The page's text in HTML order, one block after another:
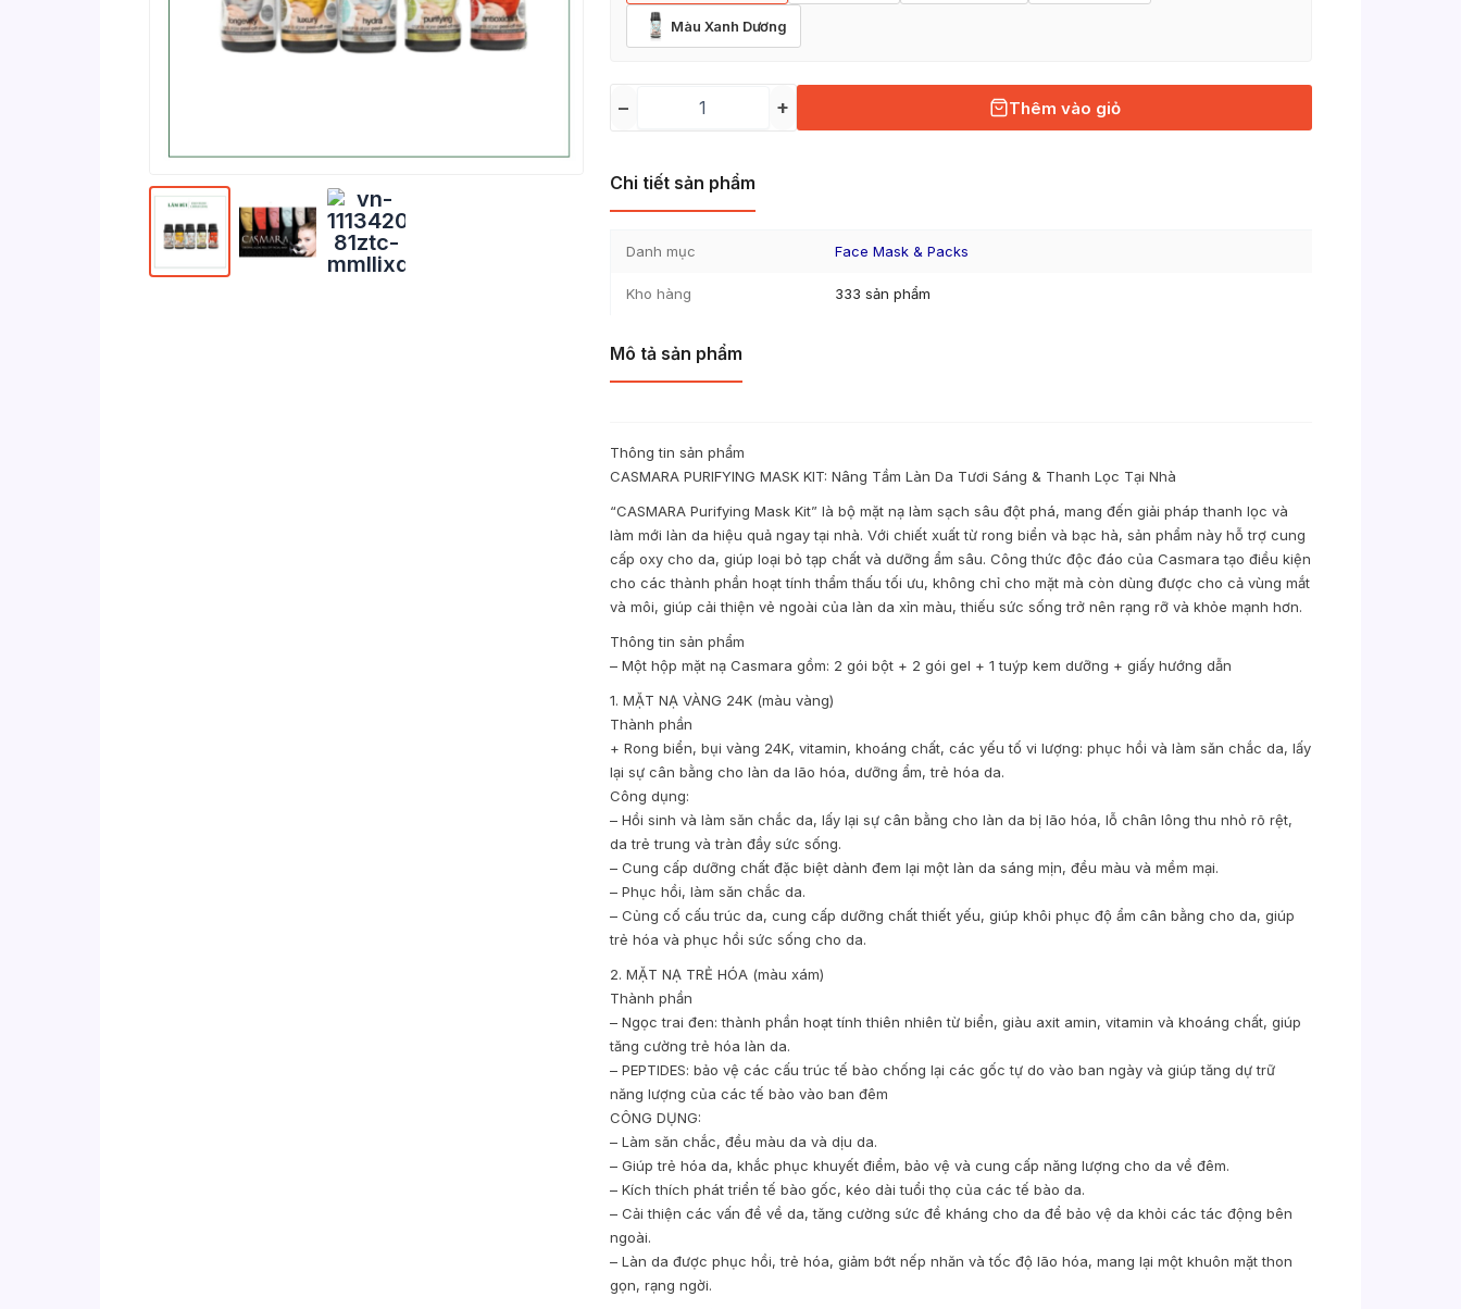
Màu Xanh Dương
− + Thêm vào giỏ
Chi tiết sản phẩm
Danh mục Face Mask & Packs
Kho hàng 333 sản phẩm
Mô tả sản phẩm
Thông tin sản phẩm
CASMARA PURIFYING MASK KIT: Nâng Tầm Làn Da Tươi Sáng & Thanh Lọc Tại Nhà
“CASMARA Purifying Mask Kit” là bộ mặt nạ làm sạch sâu đột phá, mang đến giải pháp thanh lọc và
làm mới làn da hiệu quả ngay tại nhà. Với chiết xuất từ rong biển và bạc hà, sản phẩm này hỗ trợ cung
cấp oxy cho da, giúp loại bỏ tạp chất và dưỡng ẩm sâu. Công thức độc đáo của Casmara tạo điều kiện
cho các thành phần hoạt tính thẩm thấu tối ưu, không chỉ cho mặt mà còn dùng được cho cả vùng mắt
và môi, giúp cải thiện vẻ ngoài của làn da xỉn màu, thiếu sức sống trở nên rạng rỡ và khỏe mạnh hơn.
Thông tin sản phẩm
– Một hộp mặt nạ Casmara gồm: 2 gói bột + 2 gói gel + 1 tuýp kem dưỡng + giấy hướng dẫn
1. MẶT NẠ VÀNG 24K (màu vàng)
Thành phần
+ Rong biển, bụi vàng 24K, vitamin, khoáng chất, các yếu tố vi lượng: phục hồi và làm săn chắc da, lấy
lại sự cân bằng cho làn da lão hóa, dưỡng ẩm, trẻ hóa da.
Công dụng:
– Hồi sinh và làm săn chắc da, lấy lại sự cân bằng cho làn da bị lão hóa, lỗ chân lông thu nhỏ rõ rệt,
da trẻ trung và tràn đầy sức sống.
– Cung cấp dưỡng chất đặc biệt dành đem lại một làn da sáng mịn, đều màu và mềm mại.
– Phục hồi, làm săn chắc da.
– Củng cố cấu trúc da, cung cấp dưỡng chất thiết yếu, giúp khôi phục độ ẩm cân bằng cho da, giúp
trẻ hóa và phục hồi sức sống cho da.
2. MẶT NẠ TRẺ HÓA (màu xám)
Thành phần
– Ngọc trai đen: thành phần hoạt tính thiên nhiên từ biển, giàu axit amin, vitamin và khoáng chất, giúp
tăng cường trẻ hóa làn da.
– PEPTIDES: bảo vệ các cấu trúc tế bào chống lại các gốc tự do vào ban ngày và giúp tăng dự trữ
năng lượng của các tế bào vào ban đêm
CÔNG DỤNG:
– Làm săn chắc, đều màu da và dịu da.
– Giúp trẻ hóa da, khắc phục khuyết điểm, bảo vệ và cung cấp năng lượng cho da về đêm.
– Kích thích phát triển tế bào gốc, kéo dài tuổi thọ của các tế bào da.
– Cải thiện các vấn đề về da, tăng cường sức đề kháng cho da để bảo vệ da khỏi các tác động bên
ngoài.
– Làn da được phục hồi, trẻ hóa, giảm bớt nếp nhăn và tốc độ lão hóa, mang lại một khuôn mặt thon
gọn, rạng ngời.